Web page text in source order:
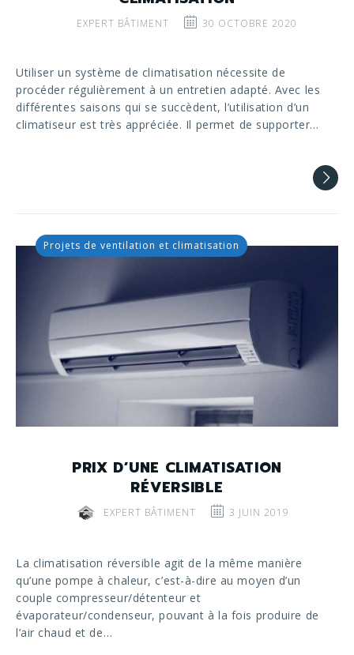
EXPERT BÂTIMENT 30 OCTOBRE 2020
Utiliser un système de climatisation nécessite de
procéder régulièrement à un entretien adapté. Avec les
différentes saisons qui se succèdent, l’utilisation d’un
climatiseur est très appréciée. Il permet de supporter…
PRIX D’UNE CLIMATISATION
RÉVERSIBLE
EXPERT BÂTIMENT 3 JUIN 2019
Projets de ventilation et climatisation
La climatisation réversible agit de la même manière
qu’une pompe à chaleur, c’est-à-dire au moyen d’un
couple compresseur/détenteur et
évaporateur/condenseur, pouvant à la fois produire de
l’air chaud et de…